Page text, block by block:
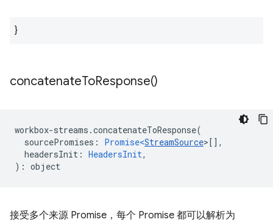
}
concatenateToResponse()
workbox-streams .concatenateToResponse(
sourcePromises : Promise<StreamSource>[],
headersInit : HeadersInit,
) : object
接受多个来源 Promise，每个 Promise 都可以解析为